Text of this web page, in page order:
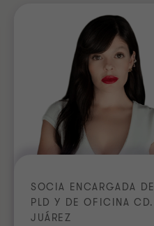
SOCIA ENCARGADA DE
PLD Y DE OFICINA CD.
JUÁREZ